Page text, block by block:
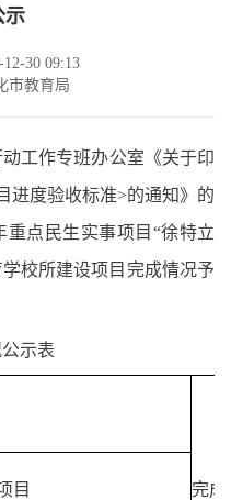
示
30 09:13
市教育局
工作专班办公室《关于印
进度验收标准>的通知》的
重点民生实事项目“徐特立
校所建设项目完成情况予
示表
完成
目